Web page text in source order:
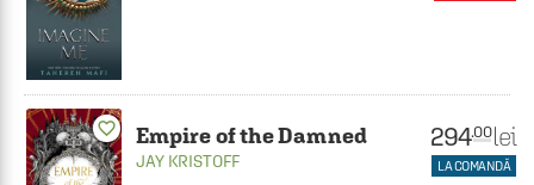
favorite_border Empire of the Damned
JAY KRISTOFF
294.00 lei
LA COMANDĂ